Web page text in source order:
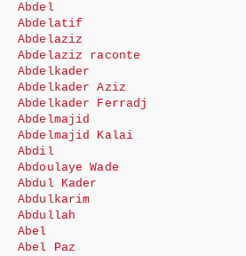
Abdel
Abdelatif
Abdelaziz
Abdelaziz raconte
Abdelkader
Abdelkader Aziz
Abdelkader Ferradj
Abdelmajid
Abdelmajid Kalai
Abdil
Abdoulaye Wade
Abdul Kader
Abdulkarim
Abdullah
Abel
Abel Paz